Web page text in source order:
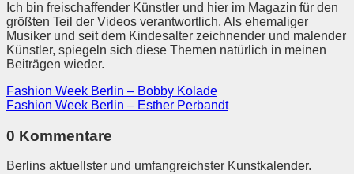
Ich bin freischaffender Künstler und hier im Magazin für den
größten Teil der Videos verantwortlich. Als ehemaliger
Musiker und seit dem Kindesalter zeichnender und malender
Künstler, spiegeln sich diese Themen natürlich in meinen
Beiträgen wieder.
Fashion Week Berlin – Bobby Kolade
Fashion Week Berlin – Esther Perbandt
0 Kommentare
Berlins aktuellster und umfangreichster Kunstkalender.